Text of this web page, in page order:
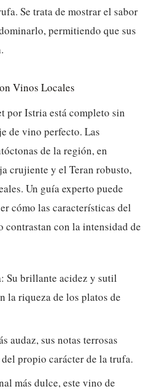
Se trata de mostrar el sabor
permitiendo que sus
Vinos Locales
por Istria está completo sin
de vino perfecto. Las
de la región, en
crujiente y el Teran robusto,
Un guía experto puede
cómo las características del
contrastan con la intensidad de
Su brillante acidez y sutil
la riqueza de los platos de
audaz, sus notas terrosas
propio carácter de la trufa.
más dulce, este vino de